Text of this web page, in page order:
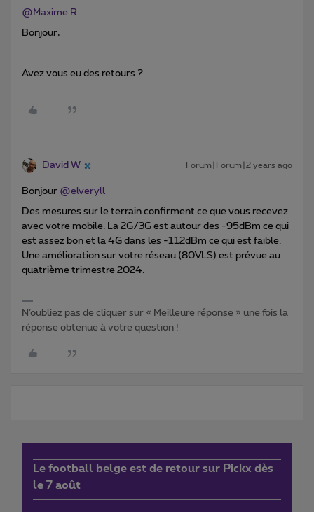
@Maxime R
Bonjour,
Avez vous eu des retours ?
David W Forum|Forum|2 years ago
Bonjour @elveryll
Des mesures sur le terrain confirment ce que vous recevez
avec votre mobile. La 2G/3G est autour des -95dBm ce qui
est assez bon et la 4G dans les -112dBm ce qui est faible.
Une amélioration sur votre réseau (80VLS) est prévue au
quatrième trimestre 2024.
N’oubliez pas de cliquer sur « Meilleure réponse » une fois la
réponse obtenue à votre question !
Le football belge est de retour sur Pickx dès
le 7 août